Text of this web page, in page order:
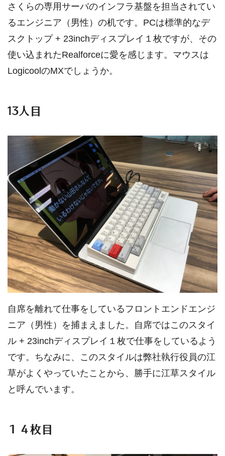
さくらの専用サーバのインフラ基盤を担当されてい
るエンジニア（男性）の机です。PCは標準的なデ
スクトップ + 23inchディスプレイ１枚ですが、その
使い込まれたRealforceに愛を感じます。マウスは
LogicoolのMXでしょうか。
13人目
自席を離れて仕事をしているフロントエンドエンジ
ニア（男性）を捕まえました。自席ではこのスタイ
ル + 23inchディスプレイ１枚で仕事をしているよう
です。ちなみに、このスタイルは弊社執行役員の江
草がよくやっていたことから、勝手に江草スタイル
と呼んでいます。
１４枚目